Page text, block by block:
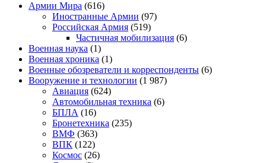
Армии Мира (616)
Иностранные Армии (97)
Российская Армия (519)
Частичная мобилизация (6)
Военная наука (1)
Военная хроника (1)
Военные обозреватели и корреспонденты (6)
Вооружение и технологии (1 987)
Авиация (624)
Автомобильная техника (6)
БПЛА (16)
Бронетехника (235)
ВМФ (363)
ВПК (122)
Космос (26)